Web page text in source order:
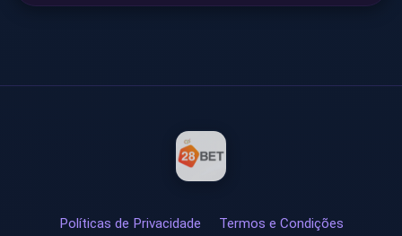
Políticas de Privacidade Termos e Condições